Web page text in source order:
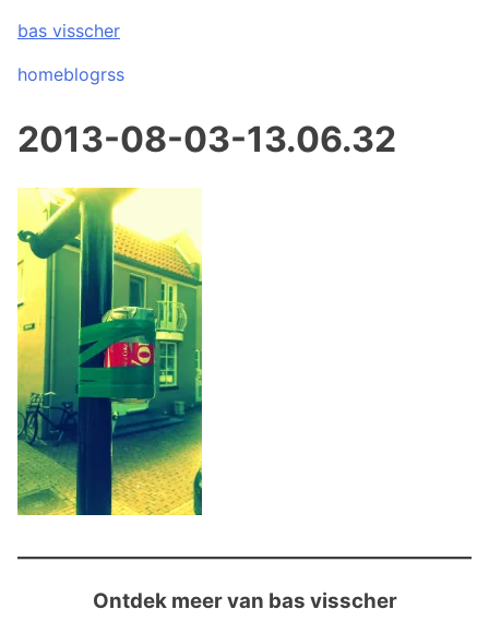
to
content
bas visscher
homeblogrss
2013-08-03-13.06.32
Ontdek meer van bas visscher